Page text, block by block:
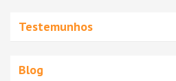
Testemunhos
Blog